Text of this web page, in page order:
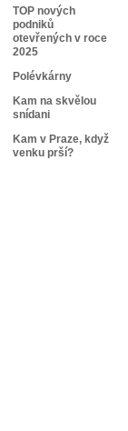
TOP nových
podniků
otevřených v roce
2025
Polévkárny
Kam na skvělou
snídani
Kam v Praze, když
venku prší?